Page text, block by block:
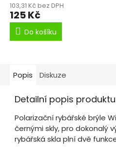
103,31 Kč bez DPH
125 Kč
Do košíku
Popis Diskuze
Detailní popis produktu
Polarizační rybářské brýle
černými skly, pro dokonalý
rybářská skla plní dvě